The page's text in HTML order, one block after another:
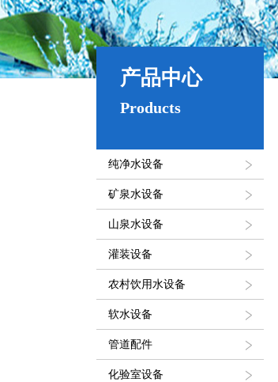
产品中心
Products
纯净水设备
矿泉水设备
山泉水设备
灌装设备
农村饮用水设备
软水设备
管道配件
化验室设备